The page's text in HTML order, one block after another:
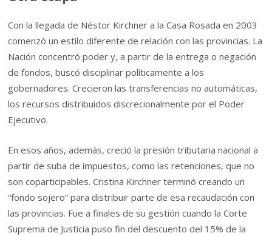
Con la llegada de Néstor Kirchner a la Casa Rosada en 2003
comenzó un estilo diferente de relación con las provincias. La
Nación concentró poder y, a partir de la entrega o negación
de fondos, buscó disciplinar políticamente a los
gobernadores. Crecieron las transferencias no automáticas,
los recursos distribuidos discrecionalmente por el Poder
Ejecutivo.
En esos años, además, creció la presión tributaria nacional a
partir de suba de impuestos, como las retenciones, que no
son coparticipables. Cristina Kirchner terminó creando un
“fondo sojero” para distribuir parte de esa recaudación con
las provincias. Fue a finales de su gestión cuando la Corte
Suprema de Justicia puso fin del descuento del 15% de la